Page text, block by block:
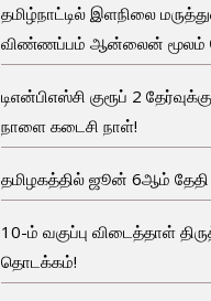
தமிழ்நாட்டில் இளநிலை
விண்ணப்பம் ஆன்லைன் மூலம்
டிஎன்பிஎஸ்சி குரூப் 2
நாளை கடைசி நாள்!
தமிழகத்தில் ஜூன் 6ஆம் தேதி
10-ம் வகுப்பு விடைத்தாள்
தொடக்கம்!